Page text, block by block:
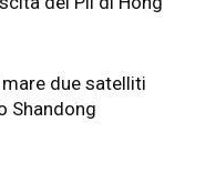
due satelliti
Shandong